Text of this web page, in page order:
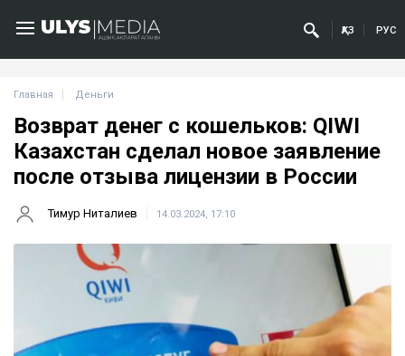
ҚАЗ РУС
Главная Деньги
Возврат денег с кошельков: QIWI
Казахстан сделал новое заявление
после отзыва лицензии в России
Тимур Ниталиев 14.03.2024, 17:10